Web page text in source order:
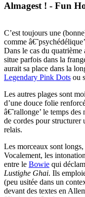
Almagest ! - Fun
C’est toujours une
comme
Dans le cas du quatrième
situe parfois dans la
aurait sa place dans la
Legendary Pink Dots ou
Les autres plages sont
d’une douce folie
â€˜rallonge’ le temps
de cordes pour structurer
relais.
Les morceaux sont longs,
Vocalement, les
entre le Bowie qui
Lustighe Ghai. Ils
(peu usitée dans un
devant des textes en